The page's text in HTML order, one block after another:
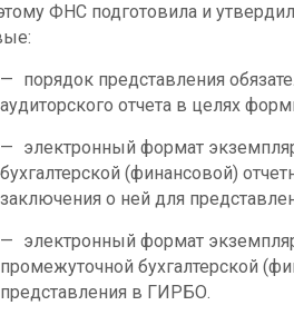
ФНС подготовила и
порядок представления
аудиторского отчета в целях
электронный формат
бухгалтерской (финансовой)
заключения о ней для
электронный формат
промежуточной бухгалтерской
представления в ГИРБО.